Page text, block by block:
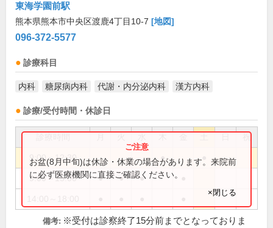
東海学園前駅
熊本県熊本市中央区渡鹿4丁目10-7 [地図]
096-372-5577
診療科目
内科 糖尿病内科 代謝・内分泌内科 漢方内科
診療/受付時間・休診日
祝
9:00～12:30 ●
9:00～13:00 ● ● ●
お盆(8月中旬)は休診・休業の場合があります。来院前
に必ず医療機関に直接ご確認ください。
×閉じる
備考: ※受付は診察終了15分前までとなっておりま